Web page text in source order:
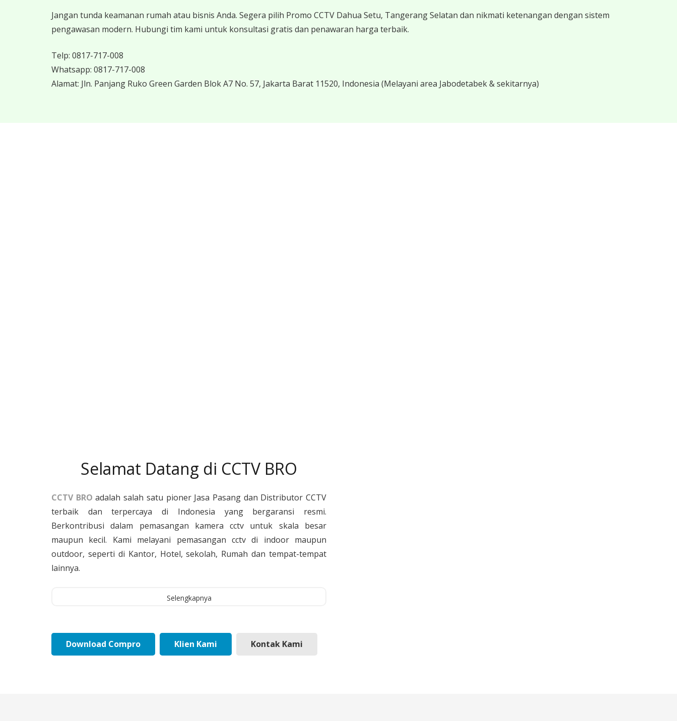
Jangan tunda keamanan rumah atau bisnis Anda. Segera pilih Promo CCTV Dahua Setu, Tangerang Selatan dan nikmati ketenangan dengan sistem
pengawasan modern. Hubungi tim kami untuk konsultasi gratis dan penawaran harga terbaik.
Telp: 0817-717-008
Whatsapp: 0817-717-008
Alamat: Jln. Panjang Ruko Green Garden Blok A7 No. 57, Jakarta Barat 11520, Indonesia (Melayani area Jabodetabek & sekitarnya)
Selamat Datang di CCTV BRO
CCTV BRO adalah salah satu pioner Jasa Pasang dan Distributor CCTV
terbaik dan terpercaya di Indonesia yang bergaransi resmi.
Berkontribusi dalam pemasangan kamera cctv untuk skala besar
maupun kecil. Kami melayani pemasangan cctv di indoor maupun
outdoor, seperti di Kantor, Hotel, sekolah, Rumah dan tempat-tempat
lainnya.
Selengkapnya
Download Compro Klien Kami Kontak Kami